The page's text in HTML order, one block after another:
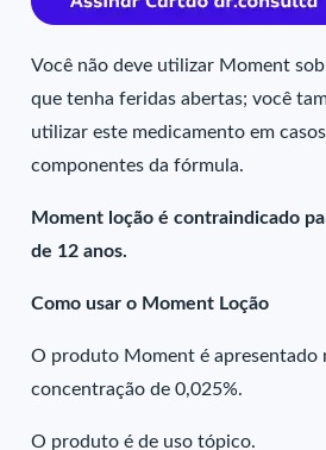
Você não deve utilizar Moment
que tenha feridas abertas; você
utilizar este medicamento em
componentes da fórmula.
Moment loção é contraindicado
de 12 anos.
Como usar o Moment Loção
O produto Moment é apresentado
concentração de 0,025%.
O produto é de uso tópico.